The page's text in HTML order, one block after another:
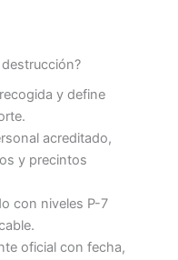
y define
acreditado,
y precintos
con niveles P-7
oficial con fecha,